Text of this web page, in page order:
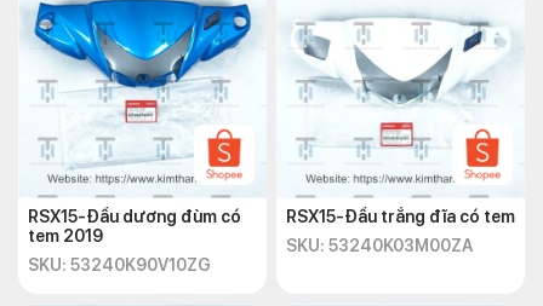
RSX15-Đầu dương đùm có
tem 2019
SKU: 53240K90V10ZG
RSX15-Đầu trắng đĩa có tem
SKU: 53240K03M00ZA